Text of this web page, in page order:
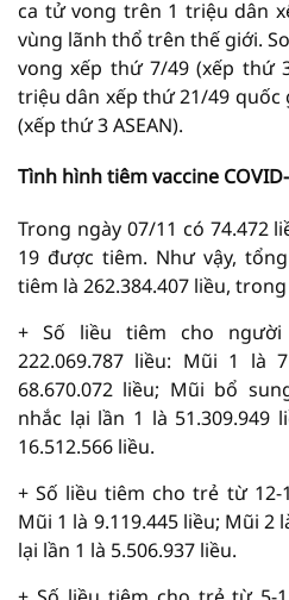
ca tử vong trên 1 triệu dân
vùng lãnh thổ trên thế giới.
vong xếp thứ 7/49 (xếp thứ
triệu dân xếp thứ 21/49 quốc
(xếp thứ 3 ASEAN).
Tình hình tiêm vaccine
Trong ngày 07/11 có 74.472
19 được tiêm. Như vậy,
tiêm là 262.384.407 liều,
+ Số liều tiêm cho
222.069.787 liều: Mũi 1 là
68.670.072 liều; Mũi bổ
nhắc lại lần 1 là 51.309.949
16.512.566 liều.
+ Số liều tiêm cho trẻ từ 12-
Mũi 1 là 9.119.445 liều; Mũi 2
lại lần 1 là 5.506.937 liều.